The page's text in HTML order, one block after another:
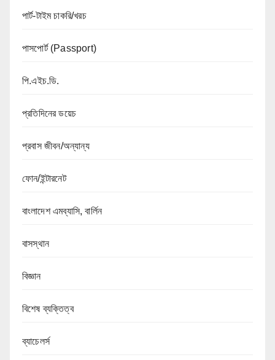
পার্ট-টাইম চাকরি/খরচ
পাসপোর্ট (Passport)
পি.এইচ.ডি.
প্রতিদিনের ডয়েচ
প্রবাস জীবন/অন্যান্য
ফোন/ইন্টারনেট
বাংলাদেশ এমব্যাসি, বার্লিন
বাসস্থান
বিজ্ঞান
বিশেষ ব্যক্তিত্ব
ব্যাচেলর্স